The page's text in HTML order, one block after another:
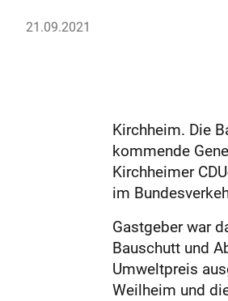
21.09.2021
Kirchheim. Die
kommende
Kirchheimer
im
Gastgeber war
Bauschutt und
Umweltpreis
Weilheim und